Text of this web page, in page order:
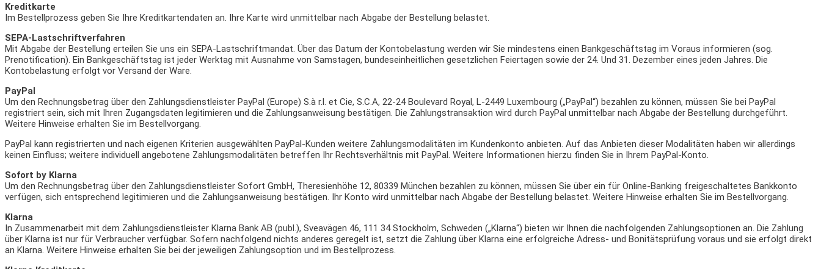
Kreditkarte
Im Bestellprozess geben Sie Ihre Kreditkartendaten an. Ihre Karte wird unmittelbar nach Abgabe der Bestellung belastet.
SEPA-Lastschriftverfahren
Mit Abgabe der Bestellung erteilen Sie uns ein SEPA-Lastschriftmandat. Über das Datum der Kontobelastung werden wir Sie mindestens einen Bankgeschäftstag im Voraus informieren (sog.
Prenotification). Ein Bankgeschäftstag ist jeder Werktag mit Ausnahme von Samstagen, bundeseinheitlichen gesetzlichen Feiertagen sowie der 24. Und 31. Dezember eines jeden Jahres. Die
Kontobelastung erfolgt vor Versand der Ware.
PayPal
Um den Rechnungsbetrag über den Zahlungsdienstleister PayPal (Europe) S.à r.l. et Cie, S.C.A, 22-24 Boulevard Royal, L-2449 Luxembourg („PayPal“) bezahlen zu können, müssen Sie bei PayPal
registriert sein, sich mit Ihren Zugangsdaten legitimieren und die Zahlungsanweisung bestätigen. Die Zahlungstransaktion wird durch PayPal unmittelbar nach Abgabe der Bestellung durchgeführt.
Weitere Hinweise erhalten Sie im Bestellvorgang.
PayPal kann registrierten und nach eigenen Kriterien ausgewählten PayPal-Kunden weitere Zahlungsmodalitäten im Kundenkonto anbieten. Auf das Anbieten dieser Modalitäten haben wir allerdings
keinen Einfluss; weitere individuell angebotene Zahlungsmodalitäten betreffen Ihr Rechtsverhältnis mit PayPal. Weitere Informationen hierzu finden Sie in Ihrem PayPal-Konto.
Sofort by Klarna
Um den Rechnungsbetrag über den Zahlungsdienstleister Sofort GmbH, Theresienhöhe 12, 80339 München bezahlen zu können, müssen Sie über ein für Online-Banking freigeschaltetes Bankkonto
verfügen, sich entsprechend legitimieren und die Zahlungsanweisung bestätigen. Ihr Konto wird unmittelbar nach Abgabe der Bestellung belastet. Weitere Hinweise erhalten Sie im Bestellvorgang.
Klarna
In Zusammenarbeit mit dem Zahlungsdienstleister Klarna Bank AB (publ.), Sveavägen 46, 111 34 Stockholm, Schweden („Klarna“) bieten wir Ihnen die nachfolgenden Zahlungsoptionen an. Die Zahlung
über Klarna ist nur für Verbraucher verfügbar. Sofern nachfolgend nichts anderes geregelt ist, setzt die Zahlung über Klarna eine erfolgreiche Adress- und Bonitätsprüfung voraus und sie erfolgt direkt
an Klarna. Weitere Hinweise erhalten Sie bei der jeweiligen Zahlungsoption und im Bestellprozess.